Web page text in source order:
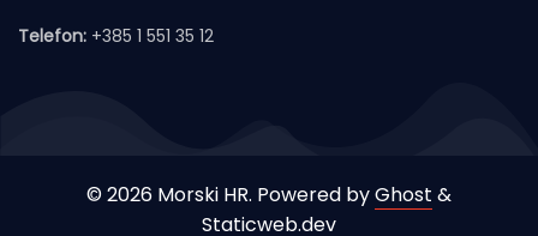
Telefon: +385 1 551 35 12
© 2026 Morski HR. Powered byGhost &
Staticweb.dev